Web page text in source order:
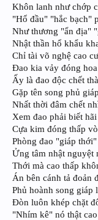
Khôn lanh như chớp
"Hổ đầu" "hắc bạch"
Như thương "ẩn địa"
Nhật thần hổ khẩu
Chỉ tài võ nghệ cao
Đao kia vảy đóng hoa
Ấy là đao độc chết
Gặp tên song phủ
Nhất thời đâm chết
Xem đao phải biết
Cựa kim đóng thấp
Phòng đao "giáp
Ửng tâm nhật nguyệt
Thới mà cao thấp
Án bên cánh tả đoản
Phủ hoành song giáp
Đòn luôn khép chặt
"Nhím kê" nó thật